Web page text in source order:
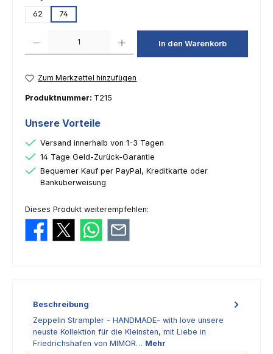
62
74
In den Warenkorb
Zum Merkzettel hinzufügen
Produktnummer: T215
Unsere Vorteile
Versand innerhalb von 1-3 Tagen
14 Tage Geld-Zurück-Garantie
Bequemer Kauf per PayPal, Kreditkarte oder
Banküberweisung
Dieses Produkt weiterempfehlen:
Beschreibung
Zeppelin Strampler - HANDMADE- with love unsere
neuste Kollektion für die Kleinsten, mit Liebe in
Friedrichshafen von MIMOR… Mehr